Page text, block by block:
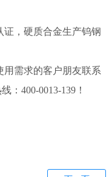
，硬质合金生产钨钢
需求的客户朋友联系
：400-0013-139！